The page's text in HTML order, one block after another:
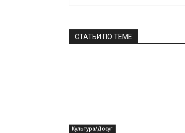
СТАТЬИ ПО ТЕМЕ
Культура/Досуг